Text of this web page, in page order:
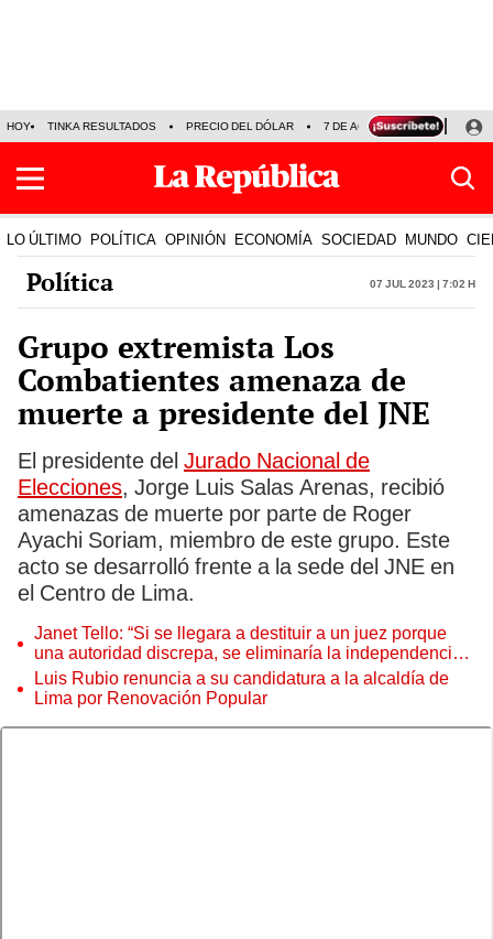
HOY TINKA RESULTADOS PRECIO DEL DÓLAR 7 DE AGOSTO OLLANTA
LO ÚLTIMO POLÍTICA OPINIÓN ECONOMÍA SOCIEDAD MUNDO
Política 07 Jul 2023 | 7:02 h
Grupo extremista Los
Combatientes amenaza de
muerte a presidente del JNE
El presidente del Jurado Nacional de
Elecciones, Jorge Luis Salas Arenas, recibió
amenazas de muerte por parte de Roger
Ayachi Soriam, miembro de este grupo. Este
acto se desarrolló frente a la sede del JNE en
el Centro de Lima.
Janet Tello: “Si se llegara a destituir a un juez porque
una autoridad discrepa, se eliminaría la independencia
judicial”
Luis Rubio renuncia a su candidatura a la alcaldía de
Lima por Renovación Popular